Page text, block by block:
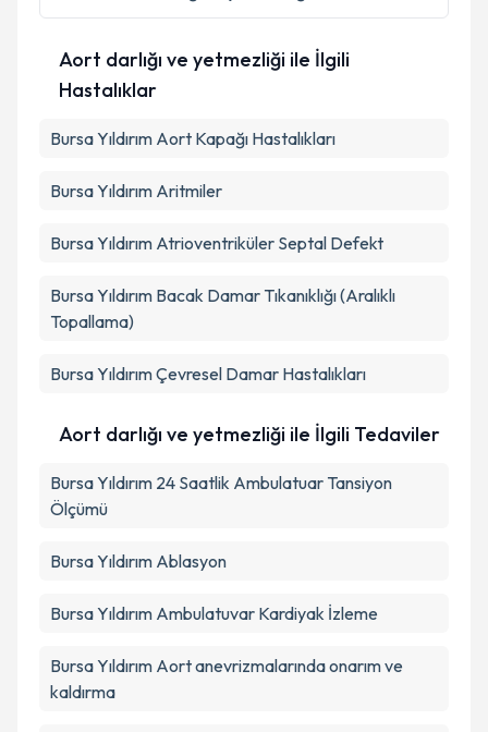
kapsamda işlenmesini kabul ediyorum.
Takvim Talebini Gönder
Aort darlığı ve yetmezliği ile İlgili
Hastalıklar
Bursa Yıldırım Aort Kapağı Hastalıkları
Bursa Yıldırım Aritmiler
Bursa Yıldırım Atrioventriküler Septal Defekt
Bursa Yıldırım Bacak Damar Tıkanıklığı (Aralıklı
Topallama)
Bursa Yıldırım Çevresel Damar Hastalıkları
Aort darlığı ve yetmezliği ile İlgili Tedaviler
Bursa Yıldırım 24 Saatlik Ambulatuar Tansiyon
Ölçümü
Bursa Yıldırım Ablasyon
Bursa Yıldırım Ambulatuvar Kardiyak İzleme
Bursa Yıldırım Aort anevrizmalarında onarım ve
kaldırma